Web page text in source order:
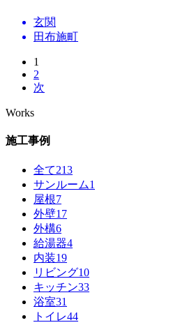
玄関
田布施町
1
2
次
Works
施工事例
全て213
サンルーム1
屋根7
外壁17
外構6
給湯器4
内装19
リビング10
キッチン33
浴室31
トイレ44